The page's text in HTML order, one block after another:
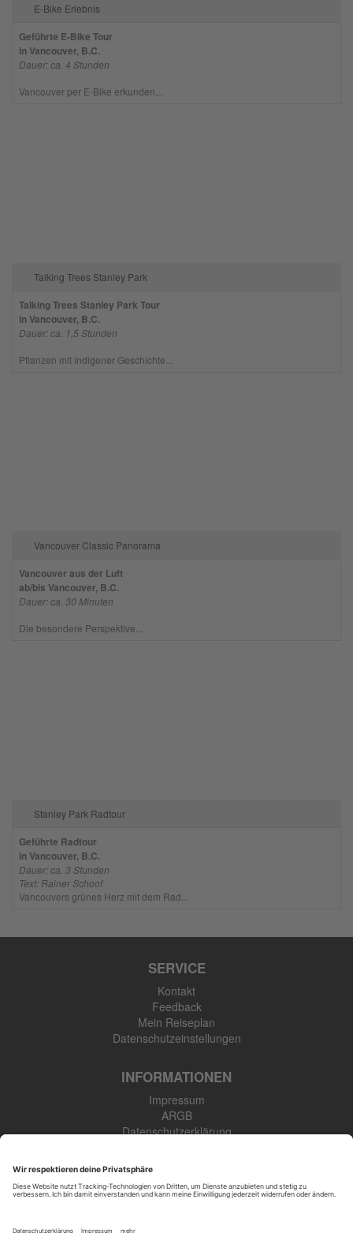
E-Bike Erlebnis
Geführte E-Bike Tour
in Vancouver, B.C.
Dauer: ca. 4 Stunden
Vancouver per E-Bike erkunden...
Talking Trees Stanley Park
Talking Trees Stanley Park Tour
in Vancouver, B.C.
Dauer: ca. 1,5 Stunden
Pflanzen mit indigener Geschichte...
Vancouver Classic Panorama
Vancouver aus der Luft
ab/bis Vancouver, B.C.
Dauer: ca. 30 Minuten
Die besondere Perspektive...
Stanley Park Radtour
Geführte Radtour
in Vancouver, B.C.
Dauer: ca. 3 Stunden
Text: Rainer Schoof
Vancouvers grünes Herz mit dem Rad...
SERVICE
Kontakt
Feedback
Mein Reiseplan
Datenschutzeinstellungen
INFORMATIONEN
Impressum
ARGB
Datenschutzerklärung